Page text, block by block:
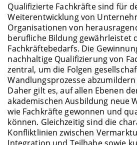
Qualifizierte Fachkräfte sind für
Weiterentwicklung von
Organisationen von
berufliche Bildung gewährleistet
Fachkräftebedarfs. Die
nachhaltige Qualifizierung von
zentral, um die Folgen
Wandlungsprozesse
Daher gilt es, auf allen Ebenen
akademischen Ausbildung neue
wie Fachkräfte gewonnen und
können. Gleichzeitig sind die
Konfliktlinien zwischen